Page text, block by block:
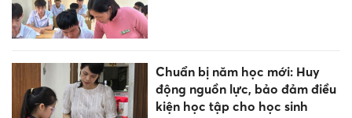
Chuẩn bị năm học mới: Huy
động nguồn lực, bảo đảm điều
kiện học tập cho học sinh